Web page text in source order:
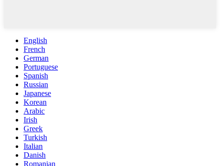
English
French
German
Portuguese
Spanish
Russian
Japanese
Korean
Arabic
Irish
Greek
Turkish
Italian
Danish
Romanian